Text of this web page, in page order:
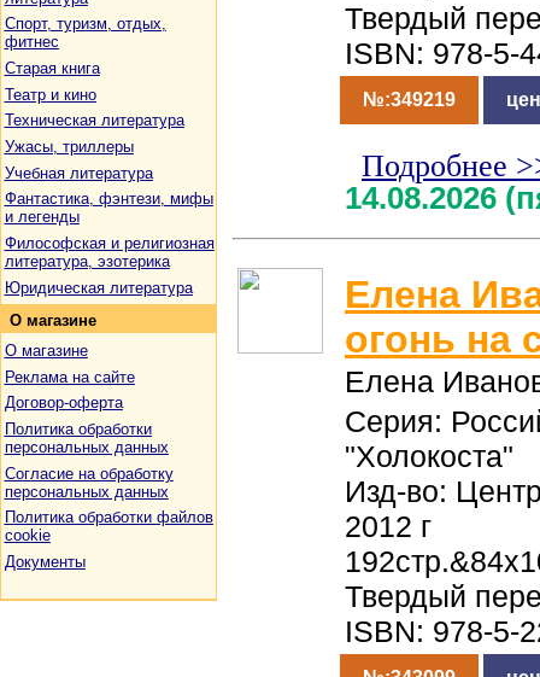
Спорт, туризм, отдых,
фитнес
Старая книга
Театр и кино
Техническая литература
Ужасы, триллеры
Учебная литература
Фантастика, фэнтези, мифы
и легенды
Философская и религиозная
литература, эзотерика
Юридическая литература
О магазине
О магазине
Реклама на сайте
Договор-оферта
Политика обработки
персональных данных
Согласие на обработку
персональных данных
Политика обработки файлов
cookie
Документы
Твердый
ISBN: 978-5-
№:349219
Подробнее
14.08.2026
Елена
огонь на
Елена
Серия:
"Холокоста"
Изд-во:
2012 г
Твердый
ISBN: 978-5-